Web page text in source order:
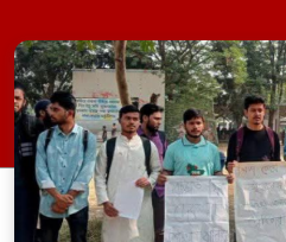
(১১ ডিসেম্বর)
সামনে মানববন্ধন করেন
তাদের তিন দফা দাবি
হলো- যৌক্তিকভাবে
ফি […]